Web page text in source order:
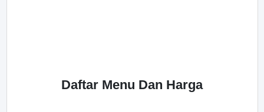
Daftar Menu Dan Harga